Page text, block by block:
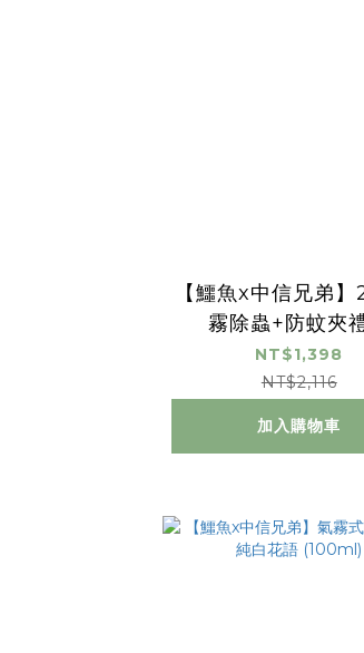
【鱷魚x中信兄弟
霧除蟲+防蚊夾
NT$1,398
NT$2,116
加入購物車